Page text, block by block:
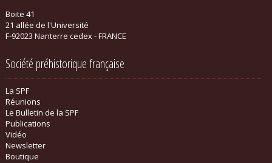
Boite 41
21 allée de l'Université
F-92023 Nanterre cedex - FRANCE
Société préhistorique française
La SPF
Réunions
Le Bulletin de la SPF
Publications
Vidéo
Newsletter
Boutique